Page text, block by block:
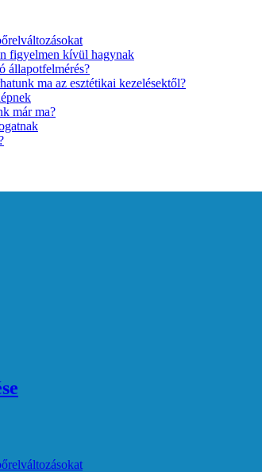
figyelmen kívül hagynak
állapotfelmérés?
ma az esztétikai kezelésektől?
már ma?